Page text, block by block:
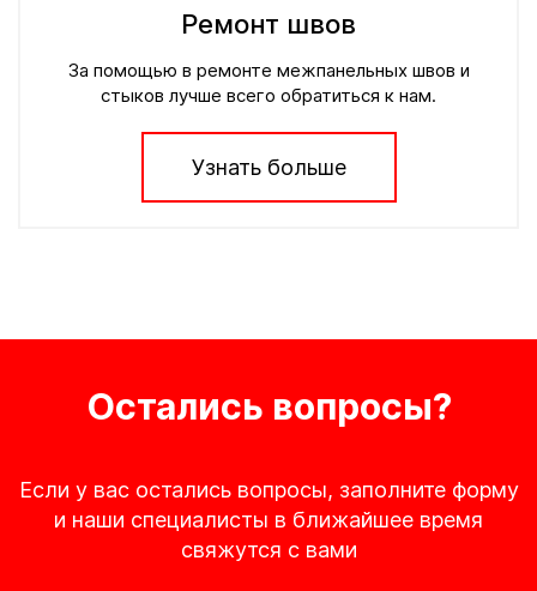
Ремонт швов
За помощью в ремонте межпанельных швов и
стыков лучше всего обратиться к нам.
Узнать больше
Остались вопросы?
Если у вас остались вопросы, заполните форму
и наши специалисты в ближайшее время
свяжутся с вами